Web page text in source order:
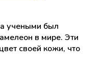
учеными был
в мире. Эти
своей кожи, что